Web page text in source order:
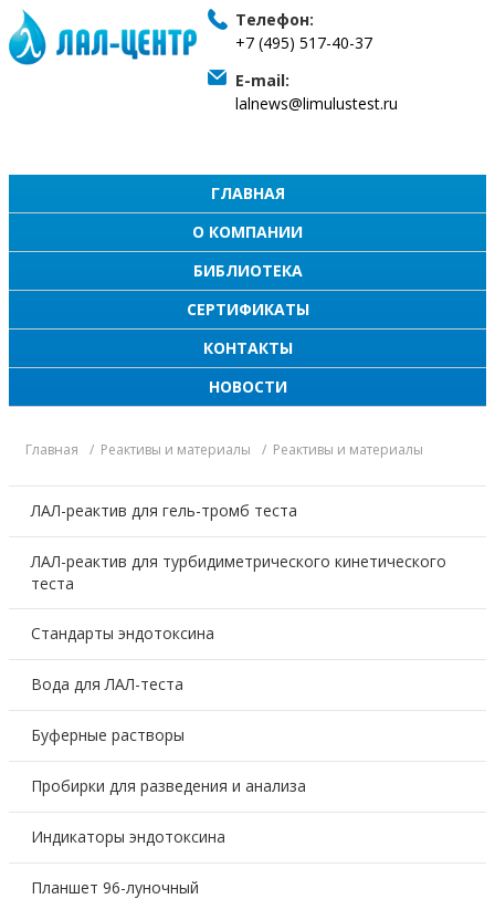
Телефон:
+7 (495) 517-40-37
E-mail:
lalnews@limulustest.ru
ГЛАВНАЯ
О КОМПАНИИ
БИБЛИОТЕКА
СЕРТИФИКАТЫ
КОНТАКТЫ
НОВОСТИ
Главная Реактивы и материалы Реактивы и материалы
ЛАЛ-реактив для гель-тромб теста
ЛАЛ-реактив для турбидиметрического кинетического
теста
Стандарты эндотоксина
Вода для ЛАЛ-теста
Буферные растворы
Пробирки для разведения и анализа
Индикаторы эндотоксина
Планшет 96-луночный